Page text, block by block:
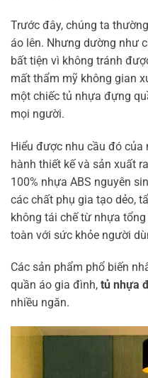
Trước đây, chúng ta
áo lên. Nhưng dường như
bất tiện vì không tránh
mất thẩm mỹ không gian
một chiếc tủ nhựa đựng
mọi người.
Hiểu được nhu cầu đó
hành thiết kế và sản xuất ra
100% nhựa ABS nguyên
các chất phụ gia tạo dẻo,
không tái chế từ nhựa
toàn với sức khỏe người
Các sản phẩm phổ biến
quần áo gia đình, tủ nhựa
nhiều ngăn.